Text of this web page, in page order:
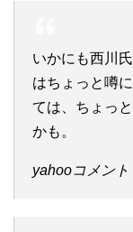
いかにも西川
はちょっと噂
ては、ちょっ
かも。
yahooコメント